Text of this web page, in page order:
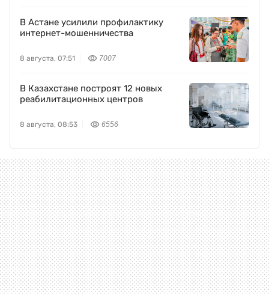
В Астане усилили профилактику
интернет-мошенничества
8 августа, 07:51 7007
В Казахстане построят 12 новых
реабилитационных центров
8 августа, 08:53 6556